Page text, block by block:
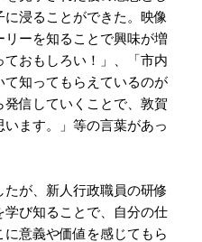
浸ることができた。映像
ーを知ることで興味が増
おもしろい！」、「市内
知ってもらえているのが
信していくことで、敦賀
ます。」等の言葉があっ
が、新人行政職員の研修
び知ることで、自分の仕
意義や価値を感じてもら